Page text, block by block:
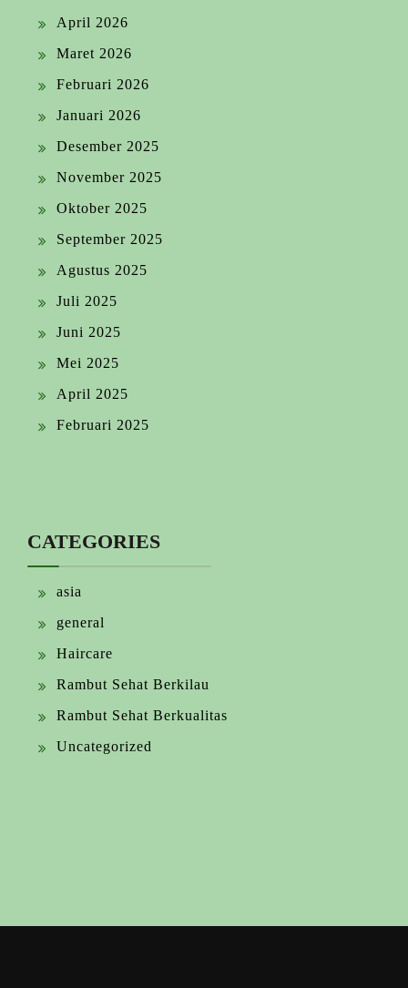
April 2026
Maret 2026
Februari 2026
Januari 2026
Desember 2025
November 2025
Oktober 2025
September 2025
Agustus 2025
Juli 2025
Juni 2025
Mei 2025
April 2025
Februari 2025
CATEGORIES
asia
general
Haircare
Rambut Sehat Berkilau
Rambut Sehat Berkualitas
Uncategorized